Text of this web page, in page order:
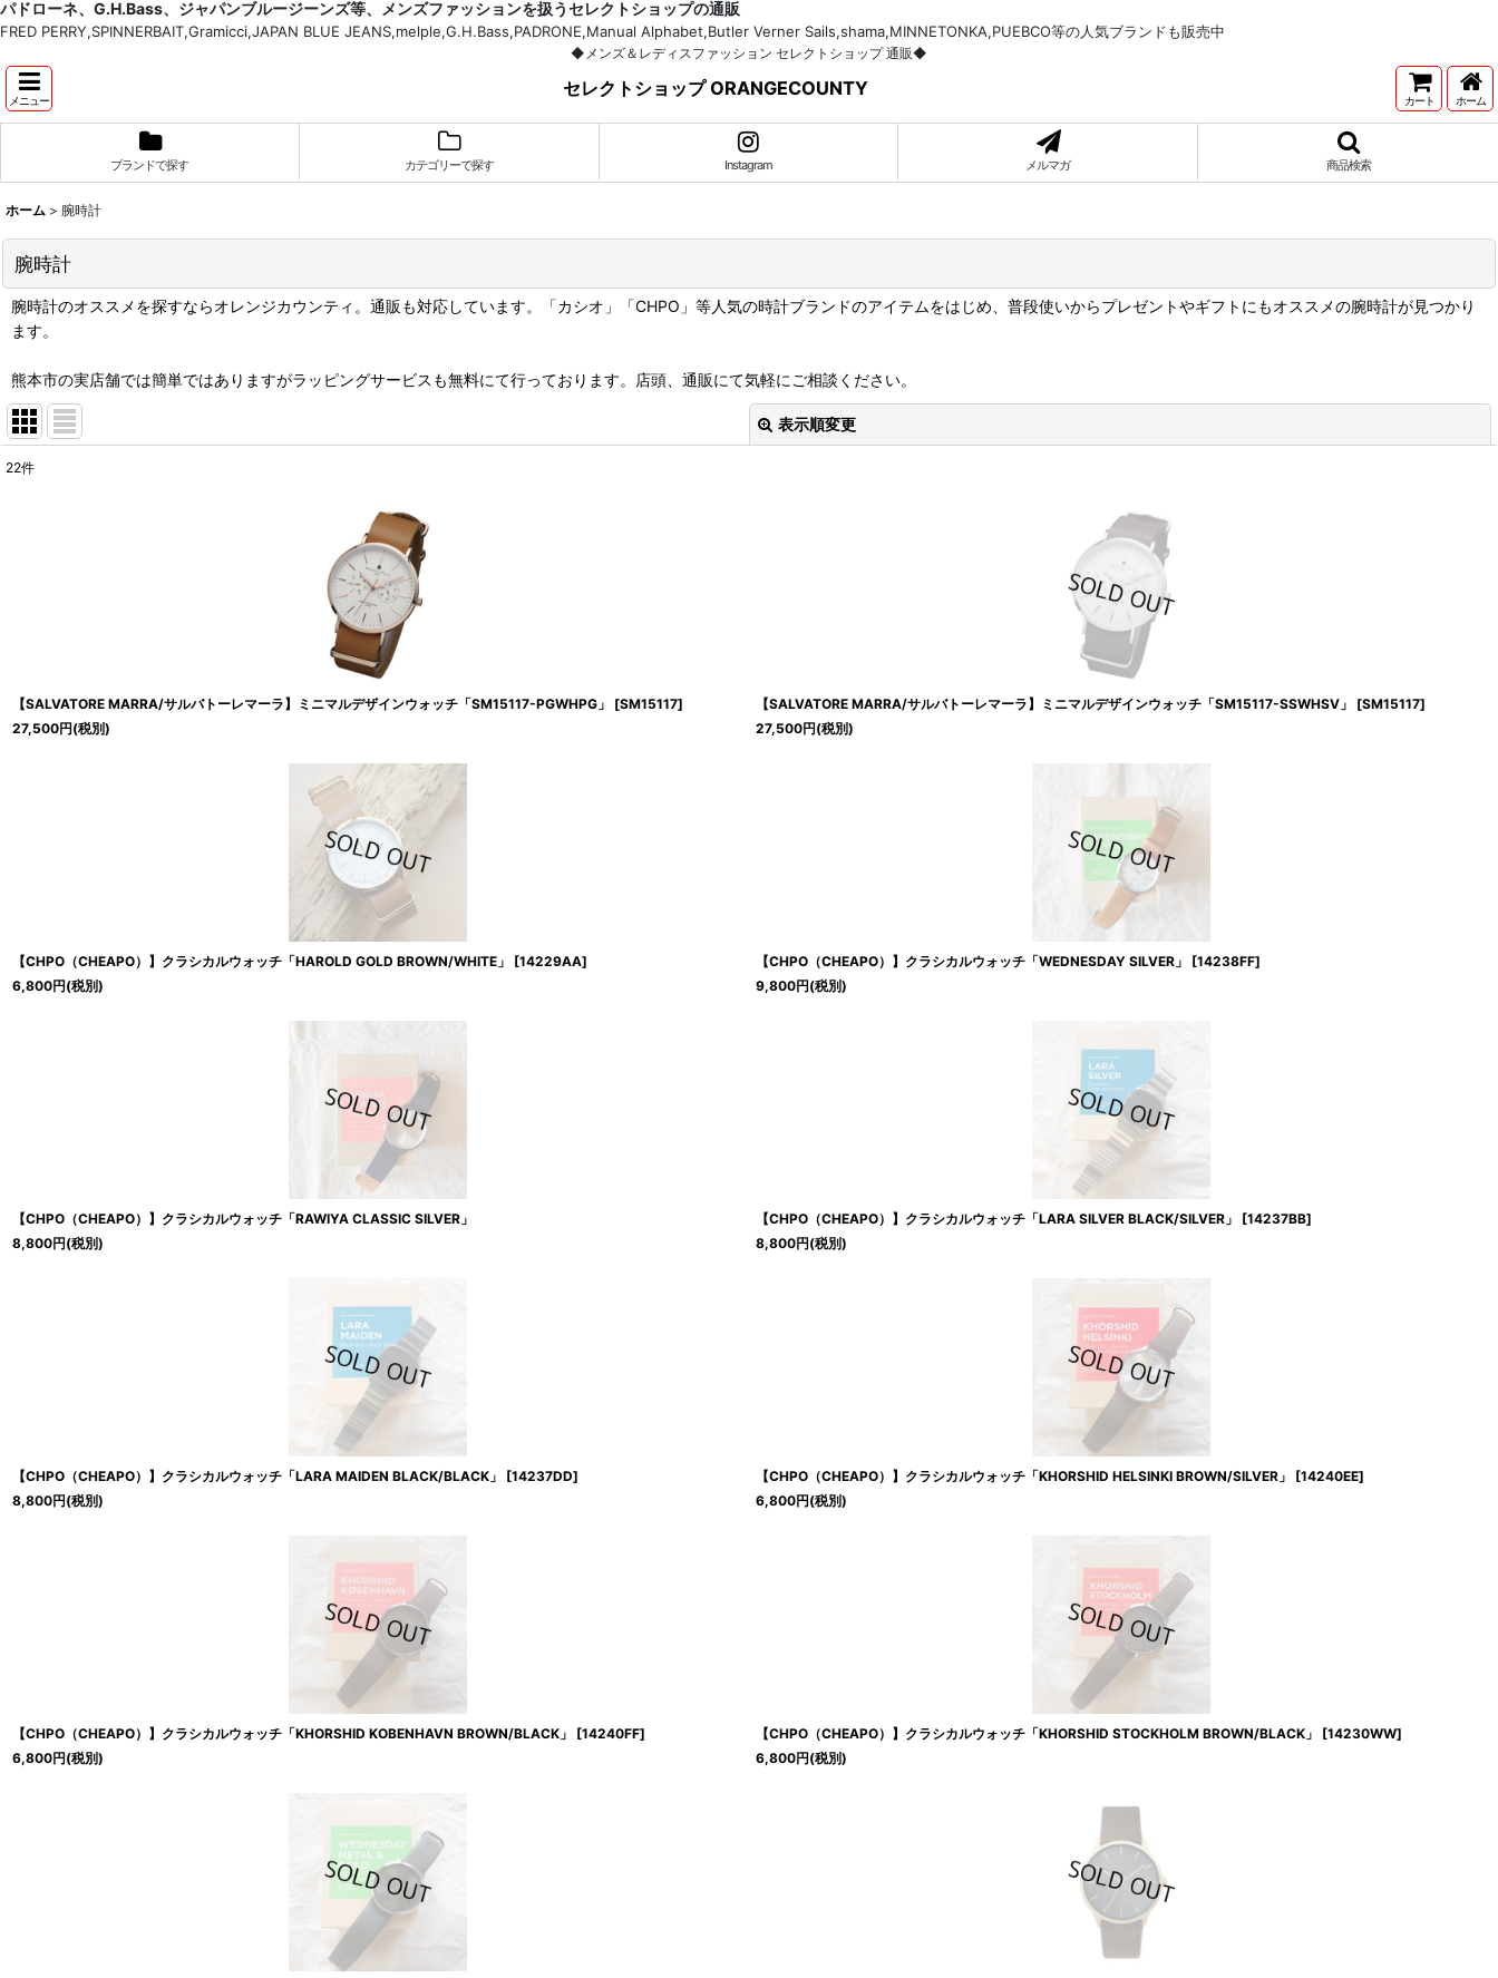
パドローネ、G.H.Bass、ジャパンブルージーンズ等、メンズファッションを扱うセレクトショップの通販
FRED PERRY,SPINNERBAIT,Gramicci,JAPAN BLUE JEANS,melple,G.H.Bass,PADRONE,Manual Alphabet,Butler Verner Sails,shama,MINNETONKA,PUEBCO等の人気ブランドも販売中
◆メンズ＆レディスファッション セレクトショップ 通販◆
メニュー
セレクトショップ ORANGECOUNTY
カート ホーム
ブランドで探す カテゴリーで探す Instagram メルマガ 商品検索
ホーム > 腕時計
腕時計
腕時計のオススメを探すならオレンジカウンティ。通販も対応しています。「カシオ」「CHPO」等人気の時計ブランドのアイテムをはじめ、普段使いからプレゼントやギフトにもオススメの腕時計が見つかり
ます。
熊本市の実店舗では簡単ではありますがラッピングサービスも無料にて行っております。店頭、通販にて気軽にご相談ください。
表示順変更
22件
【SALVATORE MARRA/サルバトーレマーラ】ミニマルデザインウォッチ「SM15117-PGWHPG」 [SM15117]
27,500円(税別)
【SALVATORE MARRA/サルバトーレマーラ】ミニマルデザインウォッチ「SM15117-SSWHSV」 [SM15117]
27,500円(税別)
【CHPO（CHEAPO）】クラシカルウォッチ「HAROLD GOLD BROWN/WHITE」 [14229AA]
6,800円(税別)
【CHPO（CHEAPO）】クラシカルウォッチ「WEDNESDAY SILVER」 [14238FF]
9,800円(税別)
【CHPO（CHEAPO）】クラシカルウォッチ「RAWIYA CLASSIC SILVER」
8,800円(税別)
【CHPO（CHEAPO）】クラシカルウォッチ「LARA SILVER BLACK/SILVER」 [14237BB]
8,800円(税別)
【CHPO（CHEAPO）】クラシカルウォッチ「LARA MAIDEN BLACK/BLACK」 [14237DD]
8,800円(税別)
【CHPO（CHEAPO）】クラシカルウォッチ「KHORSHID HELSINKI BROWN/SILVER」 [14240EE]
6,800円(税別)
【CHPO（CHEAPO）】クラシカルウォッチ「KHORSHID KOBENHAVN BROWN/BLACK」 [14240FF]
6,800円(税別)
【CHPO（CHEAPO）】クラシカルウォッチ「KHORSHID STOCKHOLM BROWN/BLACK」 [14230WW]
6,800円(税別)